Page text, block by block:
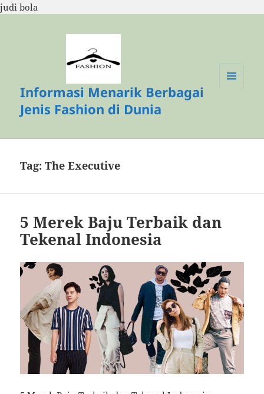
judi bola
Informasi Menarik Berbagai
Jenis Fashion di Dunia
Tag:The Executive
5 Merek Baju Terbaik dan
Tekenal Indonesia